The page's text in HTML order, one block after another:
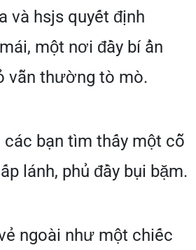
và hsjs quyết định
một nơi đầy bí ẩn
vẫn thường tò mò.
các bạn tìm thấy một cỗ
lánh, phủ đầy bụi bặm.
ngoài như một chiếc